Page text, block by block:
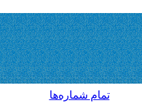
تمام شماره‌ها